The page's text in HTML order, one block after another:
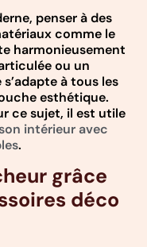
penser à des
comme le
harmonieusement
ou un
à tous les
esthétique.
ce sujet, il est utile
intérieur avec
.
grâce
déco